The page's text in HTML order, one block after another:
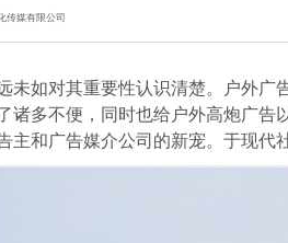
传媒有限公司
未如对其重要性认识清楚。户外
诸多不便，同时也给户外高炮广告
主和广告媒介公司的新宠。于现代